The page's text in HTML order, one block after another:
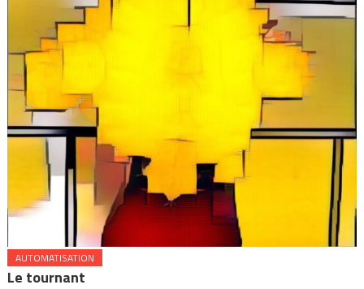
AUTOMATISATION
Le tournant